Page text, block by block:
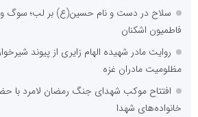
سلاح در دست و نام حسین(ع) بر لب؛ سوگ
فاطمیون اشکنان
روایت مادر شهیده الهام زایری از پیوند
مظلومیت مادران غزه
افتتاح موکب شهدای جنگ رمضان لامرد با
خانواده‌های شهدا